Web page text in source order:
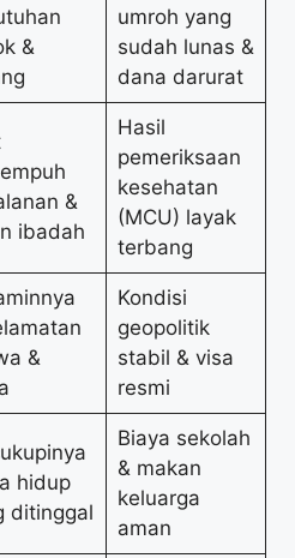
&
umroh yang
sudah lunas &
dana darurat
&
ibadah
Hasil
pemeriksaan
kesehatan
(MCU) layak
terbang
&
Kondisi
geopolitik
stabil & visa
resmi
hidup
ditinggal
Biaya sekolah
& makan
keluarga
aman